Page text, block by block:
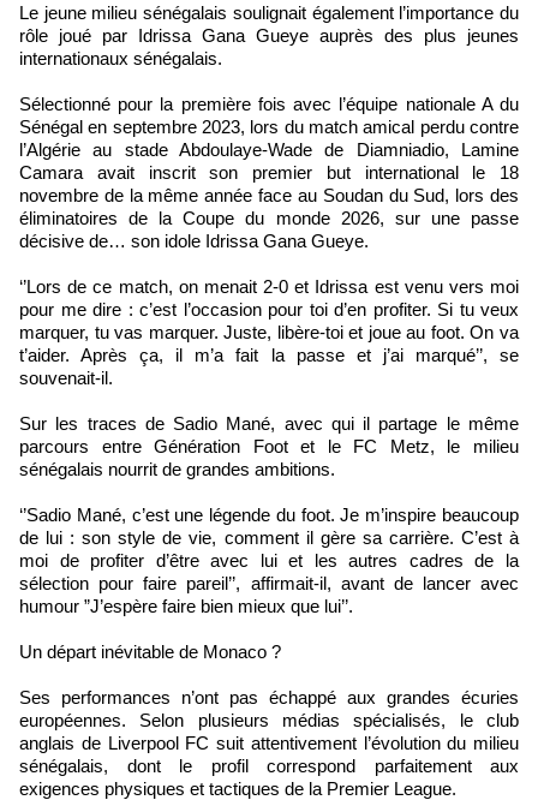
Le jeune milieu sénégalais soulignait également l’importance du
rôle joué par Idrissa Gana Gueye auprès des plus jeunes
internationaux sénégalais.
Sélectionné pour la première fois avec l’équipe nationale A du
Sénégal en septembre 2023, lors du match amical perdu contre
l’Algérie au stade Abdoulaye-Wade de Diamniadio, Lamine
Camara avait inscrit son premier but international le 18
novembre de la même année face au Soudan du Sud, lors des
éliminatoires de la Coupe du monde 2026, sur une passe
décisive de… son idole Idrissa Gana Gueye.
‘’Lors de ce match, on menait 2-0 et Idrissa est venu vers moi
pour me dire : c’est l’occasion pour toi d’en profiter. Si tu veux
marquer, tu vas marquer. Juste, libère-toi et joue au foot. On va
t’aider. Après ça, il m’a fait la passe et j’ai marqué’’, se
souvenait-il.
Sur les traces de Sadio Mané, avec qui il partage le même
parcours entre Génération Foot et le FC Metz, le milieu
sénégalais nourrit de grandes ambitions.
‘’Sadio Mané, c’est une légende du foot. Je m’inspire beaucoup
de lui : son style de vie, comment il gère sa carrière. C’est à
moi de profiter d’être avec lui et les autres cadres de la
sélection pour faire pareil’’, affirmait-il, avant de lancer avec
humour ”J’espère faire bien mieux que lui’’.
Un départ inévitable de Monaco ?
Ses performances n’ont pas échappé aux grandes écuries
européennes. Selon plusieurs médias spécialisés, le club
anglais de Liverpool FC suit attentivement l’évolution du milieu
sénégalais, dont le profil correspond parfaitement aux
exigences physiques et tactiques de la Premier League.